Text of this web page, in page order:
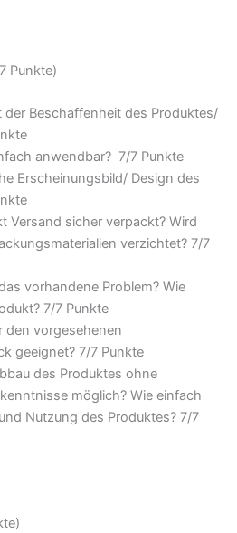
Punkte)
der Beschaffenheit des Produktes/
anwendbar? 7/7 Punkte
Erscheinungsbild/ Design des
Versand sicher verpackt? Wird
verzichtet? 7/7
vorhandene Problem? Wie
7/7 Punkte
den vorgesehenen
geeignet? 7/7 Punkte
des Produktes ohne
möglich? Wie einfach
Nutzung des Produktes? 7/7